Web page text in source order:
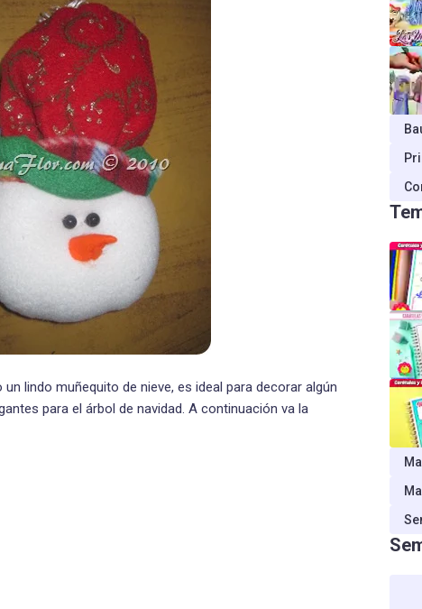
lindo muñequito de nieve, es ideal para decorar algún
para el árbol de navidad. A continuación va la